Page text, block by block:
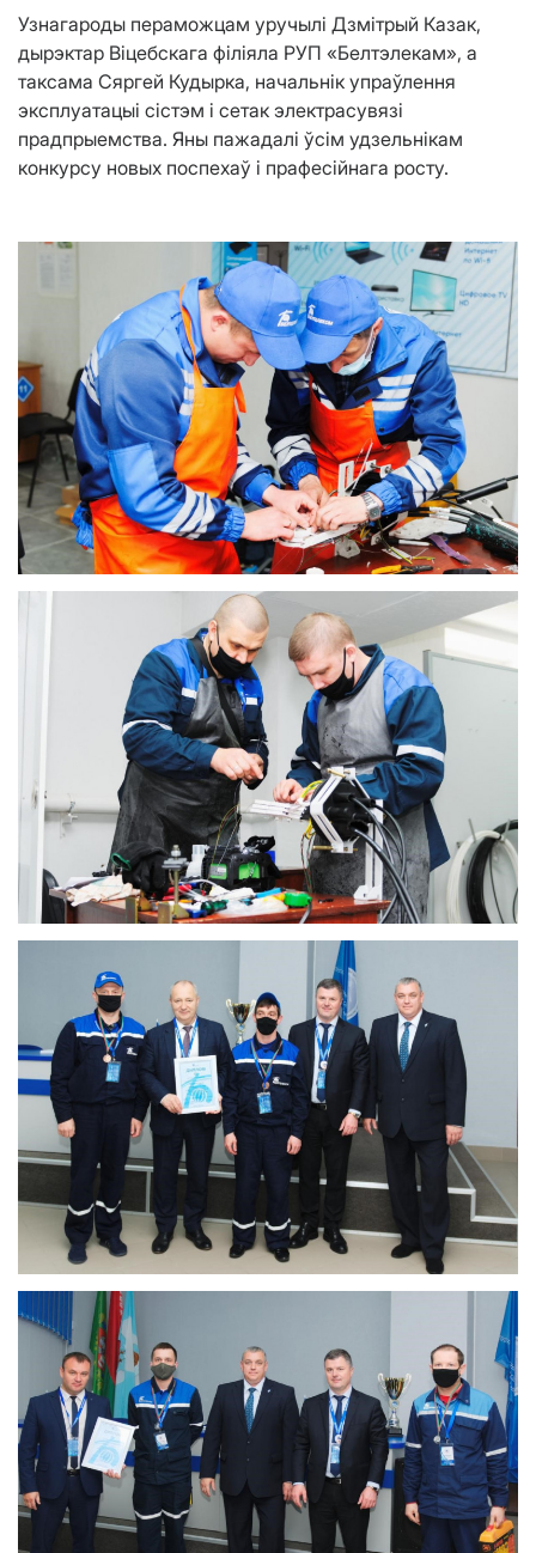
Узнагароды пераможцам уручылі Дзмітрый Казак,
дырэктар Віцебскага філіяла РУП «Белтэлекам», а
таксама Сяргей Кудырка, начальнік упраўлення
эксплуатацыі сістэм і сетак электрасувязі
прадпрыемства. Яны пажадалі ўсім удзельнікам
конкурсу новых поспехаў і прафесійнага росту.